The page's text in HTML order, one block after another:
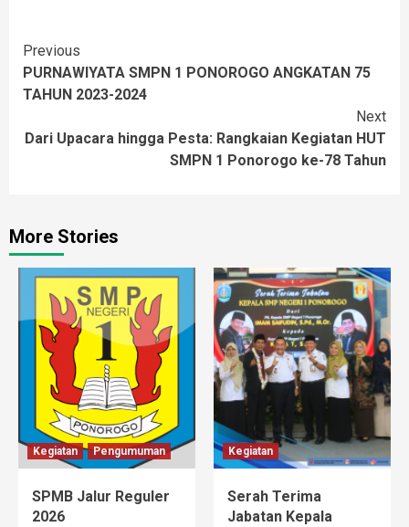
Continue
Reading
Previous
PURNAWIYATA SMPN 1 PONOROGO ANGKATAN 75
TAHUN 2023-2024
Next
Dari Upacara hingga Pesta: Rangkaian Kegiatan HUT
SMPN 1 Ponorogo ke-78 Tahun
More Stories
Kegiatan Pengumuman
SPMB Jalur Reguler
2026
Kegiatan
Serah Terima
Jabatan Kepala